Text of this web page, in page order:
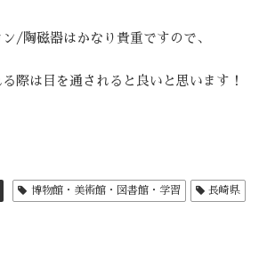
/陶磁器はかなり貴重ですので、
際は目を通されると良いと思います！
博物館・美術館・図書館・学習 長崎県